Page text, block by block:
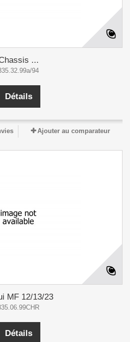
...
94
Détails
Ajouter au comparateur
MF 12/13/23
Détails